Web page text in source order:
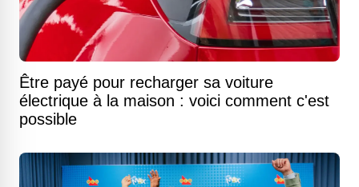
Être payé pour recharger sa voiture
électrique à la maison : voici comment c'est
possible